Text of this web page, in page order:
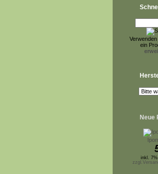
ein
Neue
inkl.